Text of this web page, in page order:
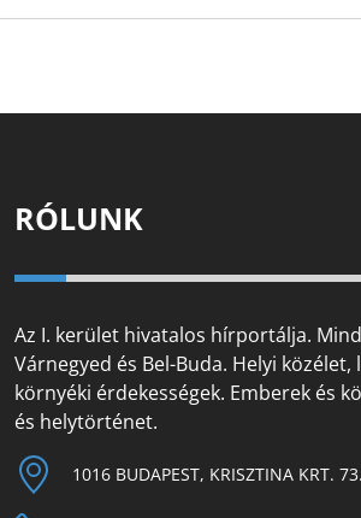
RÓLUNK
Az I. kerület hivatalos hírportálja.
Várnegyed és Bel-Buda. Helyi közélet,
környéki érdekességek. Emberek és
és helytörténet.
1016 BUDAPEST, KRISZTINA KRT. 73.